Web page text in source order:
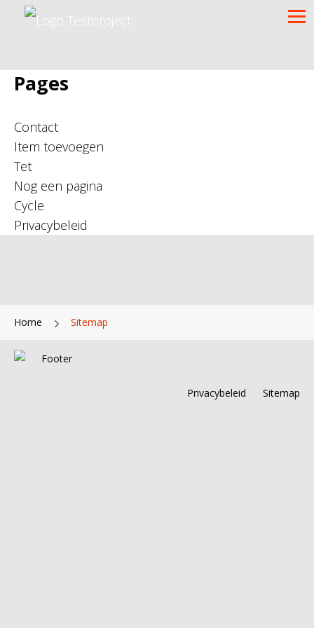
Pages
Contact
Item toevoegen
Tet
Nog een pagina
Cycle
Privacybeleid
Home Sitemap
Footer
Privacybeleid Sitemap